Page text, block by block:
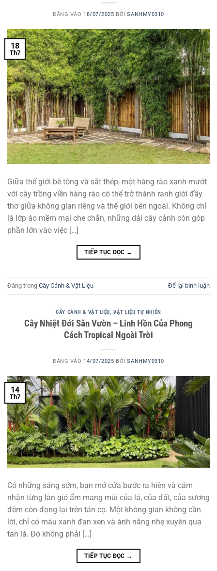
ĐĂNG VÀO 18/07/2025 BỞISANHMY0310
18
Th7
Giữa thế giới bê tông và sắt thép, một hàng rào xanh mướt
với cây trồng viền hàng rào có thể trở thành ranh giới đầy
thơ giữa không gian riêng và thế giới bên ngoài. Không chỉ
là lớp áo mềm mại che chắn, những dải cây cảnh còn góp
phần lớn vào việc […]
TIẾP TỤC ĐỌC →
Đăng trong Cây Cảnh & Vật Liệu Để lại bình luận
CÂY CẢNH & VẬT LIỆU,VẬT LIỆU TỰ NHIÊN
Cây Nhiệt Đới Sân Vườn – Linh Hồn Của Phong
Cách Tropical Ngoài Trời
ĐĂNG VÀO 14/07/2025 BỞISANHMY0310
14
Th7
Có những sáng sớm, bạn mở cửa bước ra hiên và cảm
nhận từng làn gió ẩm mang mùi của lá, của đất, của sương
đêm còn đọng lại trên tán cọ. Một không gian không cần
lời, chỉ có màu xanh đan xen và ánh nắng nhẹ xuyên qua
tán lá. Đó không phải […]
TIẾP TỤC ĐỌC →